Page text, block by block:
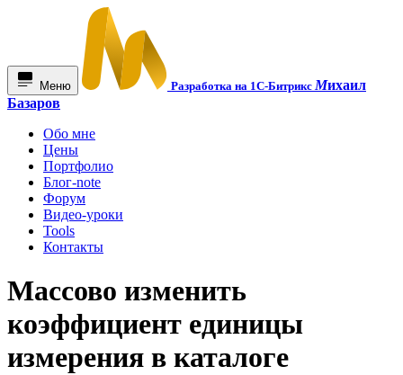
Меню Разработка на 1С-БитриксМихаил
Базаров
Обо мне
Цены
Портфолио
Блог-note
Форум
Видео-уроки
Tools
Контакты
Массово изменить
коэффициент единицы
измерения в каталоге